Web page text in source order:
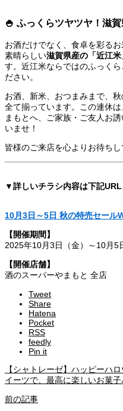
🍚 ふっくらツヤツヤ！ 滋賀
お酒だけでなく、食卓を彩る
素晴らしい滋賀県産の「近江米
す。近江米ならではのふっく
ださい。
お酒、新米、おつまみまで、
全て揃っています。この連休
まもとへ、ご家族・ご友人お
いませ！
皆様のご来店を心よりお待ちし
▼詳しいチラシ内容は下記URL
10月3日～5日 秋の特売セール
【開催期間】
2025年10月3日（金）～10月5
【開催店舗】
酒のスーパーやまもと 全店
Tweet
Share
Hatena
Pocket
RSS
feedly
Pin it
【シャトレーゼ】ハッピーハ
イーツで、最高に楽しいお菓
前の記事